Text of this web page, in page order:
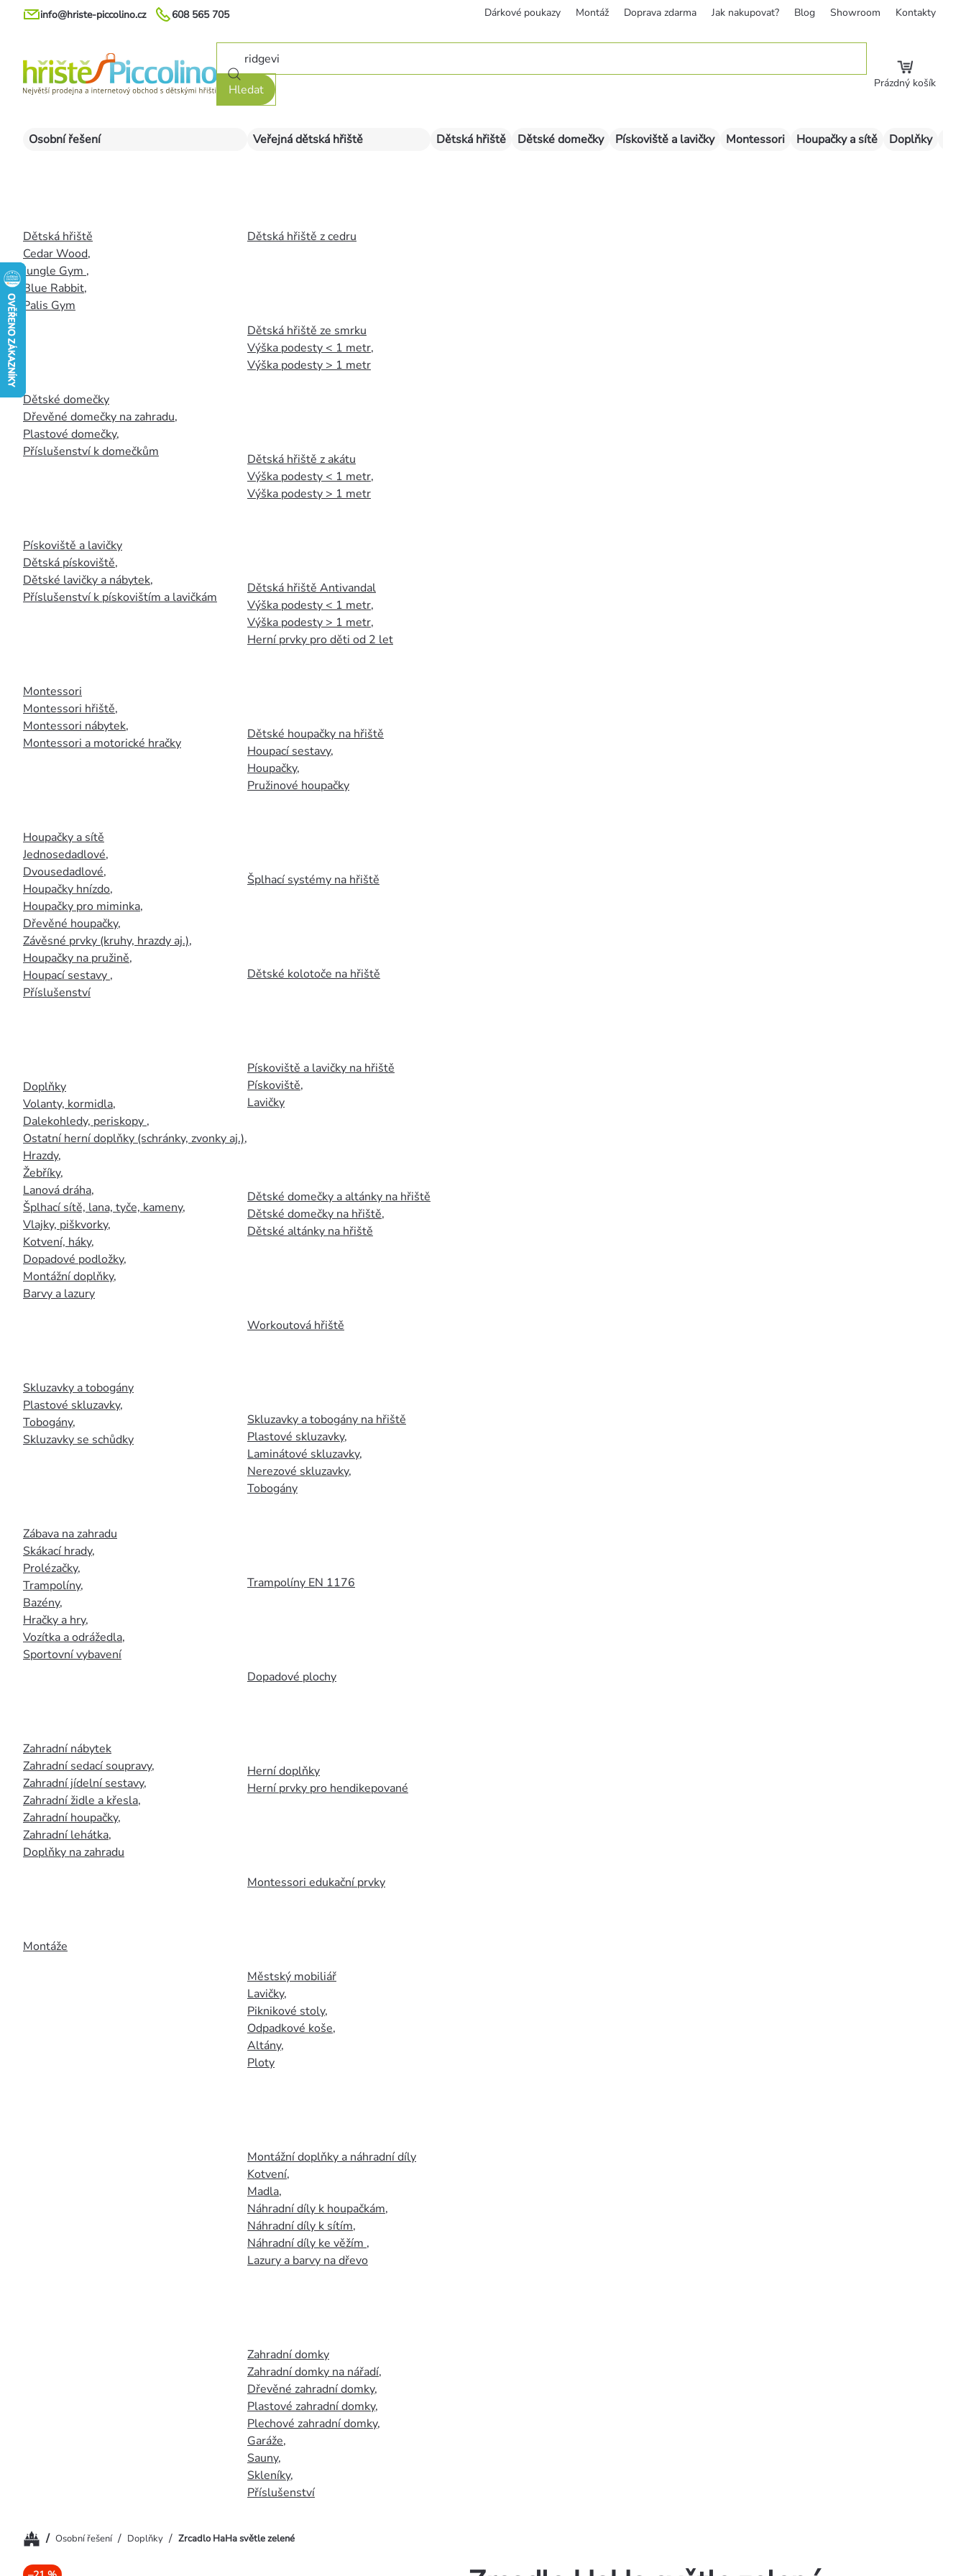
Přejít
608 565 705
info@hriste-piccolino.cz Dárkové poukazy Montáž Doprava zdarma Jak nakupovat? Blog Showroom Kontakty
Hledat Prázdný košík
Osobní řešení
Dětská hřiště
Cedar Wood,
Jungle Gym ,
Blue Rabbit,
Palis Gym
Dětské domečky
Dřevěné domečky na zahradu,
Plastové domečky,
Příslušenství k domečkům
Pískoviště a lavičky
Dětská pískoviště,
Dětské lavičky a nábytek,
Příslušenství k pískovištím a lavičkám
Montessori
Montessori hřiště,
Montessori nábytek,
Montessori a motorické hračky
Houpačky a sítě
Jednosedadlové,
Dvousedadlové,
Houpačky hnízdo,
Houpačky pro miminka,
Dřevěné houpačky,
Závěsné prvky (kruhy, hrazdy aj.),
Houpačky na pružině,
Houpací sestavy ,
Příslušenství
Doplňky
Volanty, kormidla,
Dalekohledy, periskopy ,
Ostatní herní doplňky (schránky, zvonky aj.),
Hrazdy,
Žebříky,
Lanová dráha,
Šplhací sítě, lana, tyče, kameny,
Vlajky, piškvorky,
Kotvení, háky,
Dopadové podložky,
Montážní doplňky,
Barvy a lazury
Skluzavky a tobogány
Plastové skluzavky,
Tobogány,
Skluzavky se schůdky
Zábava na zahradu
Skákací hrady,
Prolézačky,
Trampolíny,
Bazény,
Hračky a hry,
Vozítka a odrážedla,
Sportovní vybavení
Zahradní nábytek
Zahradní sedací soupravy,
Zahradní jídelní sestavy,
Zahradní židle a křesla,
Zahradní houpačky,
Zahradní lehátka,
Doplňky na zahradu
Montáže
Veřejná dětská hřiště
Dětská hřiště z cedru
Dětská hřiště ze smrku
Výška podesty < 1 metr,
Výška podesty > 1 metr
Dětská hřiště z akátu
Výška podesty < 1 metr,
Výška podesty > 1 metr
Dětská hřiště Antivandal
Výška podesty < 1 metr,
Výška podesty > 1 metr,
Herní prvky pro děti od 2 let
Dětské houpačky na hřiště
Houpací sestavy,
Houpačky,
Pružinové houpačky
Šplhací systémy na hřiště
Dětské kolotoče na hřiště
Pískoviště a lavičky na hřiště
Pískoviště,
Lavičky
Dětské domečky a altánky na hřiště
Dětské domečky na hřiště,
Dětské altánky na hřiště
Workoutová hřiště
Skluzavky a tobogány na hřiště
Plastové skluzavky,
Laminátové skluzavky,
Nerezové skluzavky,
Tobogány
Trampolíny EN 1176
Dopadové plochy
Herní doplňky
Herní prvky pro hendikepované
Montessori edukační prvky
Městský mobiliář
Lavičky,
Piknikové stoly,
Odpadkové koše,
Altány,
Ploty
Montážní doplňky a náhradní díly
Kotvení,
Madla,
Náhradní díly k houpačkám,
Náhradní díly k sítím,
Náhradní díly ke věžím ,
Lazury a barvy na dřevo
Zahradní domky
Zahradní domky na nářadí,
Dřevěné zahradní domky,
Plastové zahradní domky,
Plechové zahradní domky,
Garáže,
Sauny,
Skleníky,
Příslušenství
Dětská hřiště Dětské domečky Pískoviště a lavičky Montessori Houpačky a sítě Doplňky
Domů/ Osobní řešení / Doplňky / Zrcadlo HaHa světle zelené